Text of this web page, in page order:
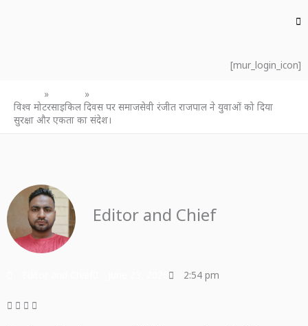
[mur_login_icon]
विश्व मोटरसाइकिल दिवस पर समाजसेवी रंजीत राजपाल ने युवाओं को दिया
सुरक्षा और एकता का संदेश।
Editor and Chief
2:54 pm